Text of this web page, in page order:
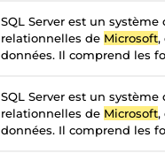
SQL Server est un
relationnelles de Microsoft,
données. Il comprend les
SQL Server est un
relationnelles de Microsoft,
données. Il comprend les